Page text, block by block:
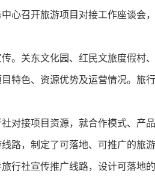
召开旅游项目对接工作座谈会
关东文化园、红民文旅度假村
特色、资源优势及运营情况。旅
接项目资源，就合作模式、产
路，制定了可落地、可推广的旅游
社宣传推广线路，设计可落地